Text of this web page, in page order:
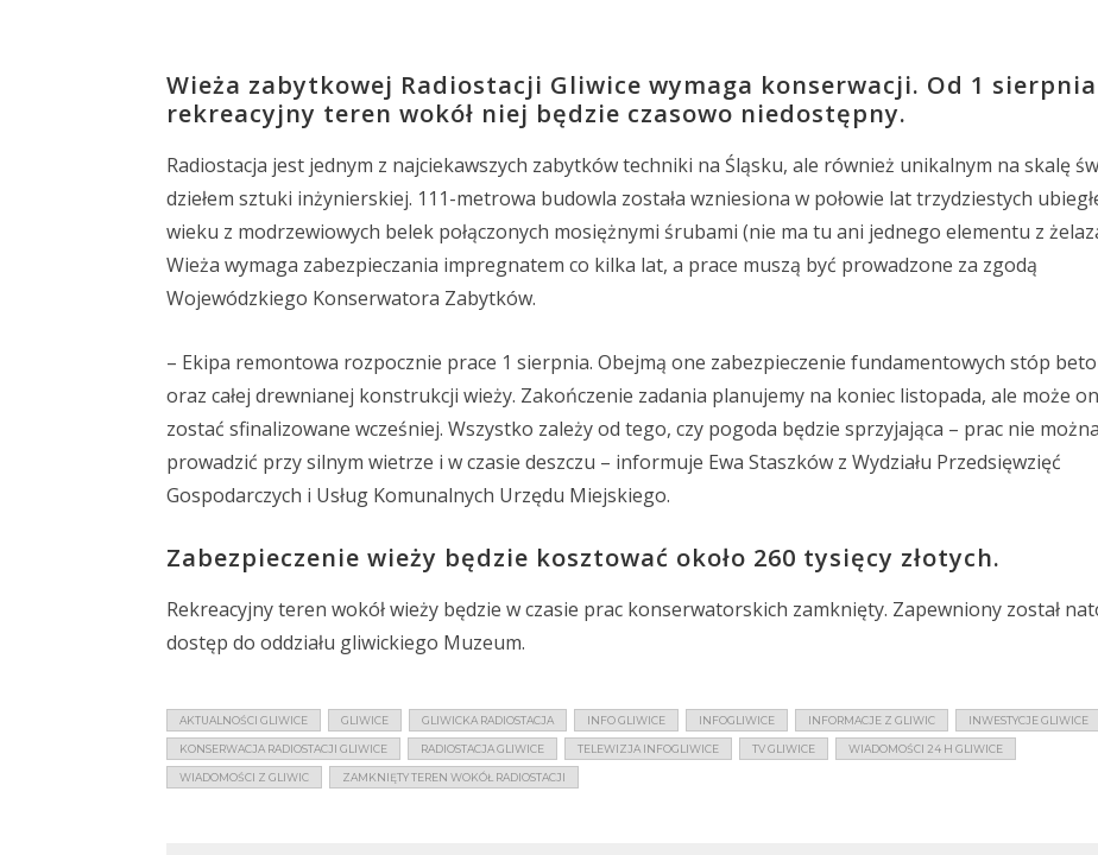
Wieża zabytkowej Radiostacji Gliwice wymaga konserwacji. Od 1 sierpnia
rekreacyjny teren wokół niej będzie czasowo niedostępny.
Radiostacja jest jednym z najciekawszych zabytków techniki na Śląsku, ale również unikalnym na skalę
dziełem sztuki inżynierskiej. 111-metrowa budowla została wzniesiona w połowie lat trzydziestych
wieku z modrzewiowych belek połączonych mosiężnymi śrubami (nie ma tu ani jednego elementu z
Wieża wymaga zabezpieczania impregnatem co kilka lat, a prace muszą być prowadzone za zgodą
Wojewódzkiego Konserwatora Zabytków.
– Ekipa remontowa rozpocznie prace 1 sierpnia. Obejmą one zabezpieczenie fundamentowych stóp
oraz całej drewnianej konstrukcji wieży. Zakończenie zadania planujemy na koniec listopada, ale może
zostać sfinalizowane wcześniej. Wszystko zależy od tego, czy pogoda będzie sprzyjająca – prac nie można
prowadzić przy silnym wietrze i w czasie deszczu – informuje Ewa Staszków z Wydziału Przedsięwzięć
Gospodarczych i Usług Komunalnych Urzędu Miejskiego.
Zabezpieczenie wieży będzie kosztować około 260 tysięcy złotych.
Rekreacyjny teren wokół wieży będzie w czasie prac konserwatorskich zamknięty. Zapewniony został
dostęp do oddziału gliwickiego Muzeum.
AKTUALNOŚCI GLIWICE GLIWICE GLIWICKA RADIOSTACJA INFO GLIWICE INFOGLIWICE INFORMACJE Z GLIWIC INWESTYCJE GLIWICE
KONSERWACJA RADIOSTACJI GLIWICE RADIOSTACJA GLIWICE TELEWIZJA INFOGLIWICE TV GLIWICE WIADOMOŚCI 24 H GLIWICE
WIADOMOŚCI Z GLIWIC ZAMKNIĘTY TEREN WOKÓŁ RADIOSTACJI